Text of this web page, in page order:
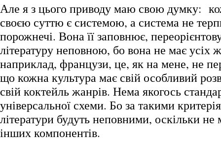
Але я з цього приводу маю свою думку:
своєю суттю є системою, а система не
порожнечі. Вона її заповнює,
літературу неповною, бо вона не має усіх
наприклад, французи, це, як на мене, не
що кожна культура має свій особливий
свій коктейль жанрів. Нема якогось
універсальної схеми. Бо за такими
літератури будуть неповними, оскільки
інших компонентів.